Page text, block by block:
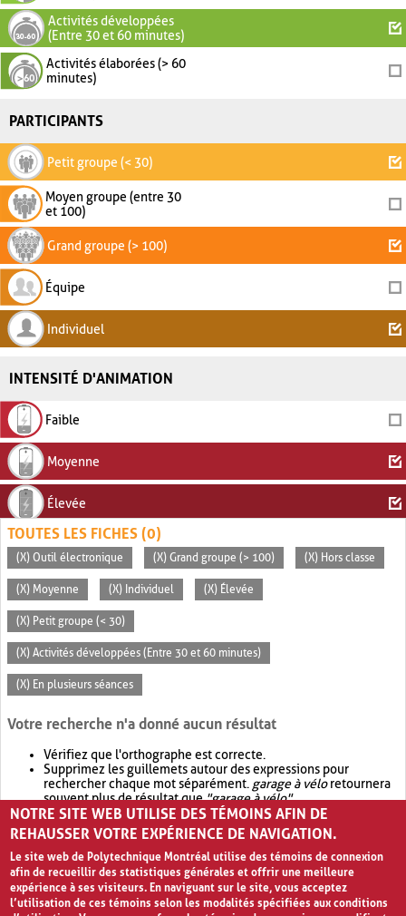
Activités développées
(Entre 30 et 60 minutes)
Activités élaborées (> 60
minutes)
PARTICIPANTS
Petit groupe (< 30)
Moyen groupe (entre 30
et 100)
Grand groupe (> 100)
Équipe
Individuel
INTENSITÉ D'ANIMATION
Faible
Moyenne
Élevée
TOUTES LES FICHES (0)
(X) Outil électronique (X) Grand groupe (> 100) (X) Hors classe
(X) Moyenne (X) Individuel (X) Élevée
(X) Petit groupe (< 30)
(X) Activités développées (Entre 30 et 60 minutes)
(X) En plusieurs séances
Votre recherche n'a donné aucun résultat
Vérifiez que l'orthographe est correcte.
Supprimez les guillemets autour des expressions pour
rechercher chaque mot séparément. garage à véloretournera
souvent plus de résultat que"garage à vélo".
Envisagez d'élargir votre recherche avec OR.garage OR vélo
retournera souvent plus de résultat quegarage à vélo
NOTRE SITE WEB UTILISE DES TÉMOINS AFIN DE
REHAUSSER VOTRE EXPÉRIENCE DE NAVIGATION.
Le site web de Polytechnique Montréal utilise des témoins de connexion
afin de recueillir des statistiques générales et offrir une meilleure
expérience à ses visiteurs. En naviguant sur le site, vous acceptez
l’utilisation de ces témoins selon les modalités spécifiées aux conditions